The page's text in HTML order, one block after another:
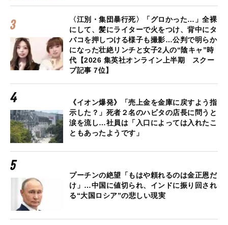
〈江別・集団暴行死〉「グロかった…」全裸
にして、髪にライターで火をつけ、背中にタ
バコを押しつける様子も撮影…公判で明らか
になった壮絶リンチと女子2人の“陰キャ”時
代【2026 集英社オンライン上半期 スクー
プ記事 7位】
《イオン爆発》「売上金を金庫に戻すよう指
示した？」死者２名のハビタの店長に問うと
涙を流し…社員は「入口によっては入れたこ
ともあったようです」
プーチンの絶望「もはや頼れるのは金正恩だ
け」…中国に値切られ、インドに振り回され
る“大国ロシア”の悲しい現実